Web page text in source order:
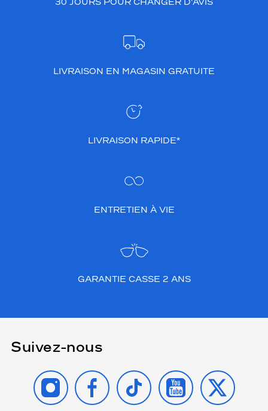
LIVRAISON EN MAGASIN GRATUITE
LIVRAISON RAPIDE*
ENTRETIEN À VIE
GARANTIE CASSE 2 ANS
Suivez-nous
INSTAGRAMFACEBOOK
TIKTOK YOUTUBE
X